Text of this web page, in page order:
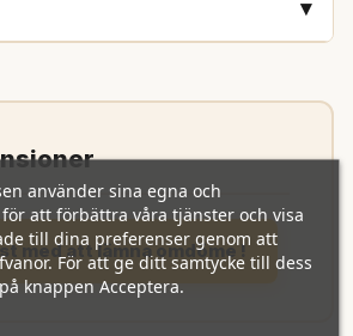
▾
ossför mer information!
med att lämna omdöme !
använder sina egna och
att förbättra våra tjänster och visa
till dina preferenser genom att
För att ge ditt samtycke till dess
knappen Acceptera.